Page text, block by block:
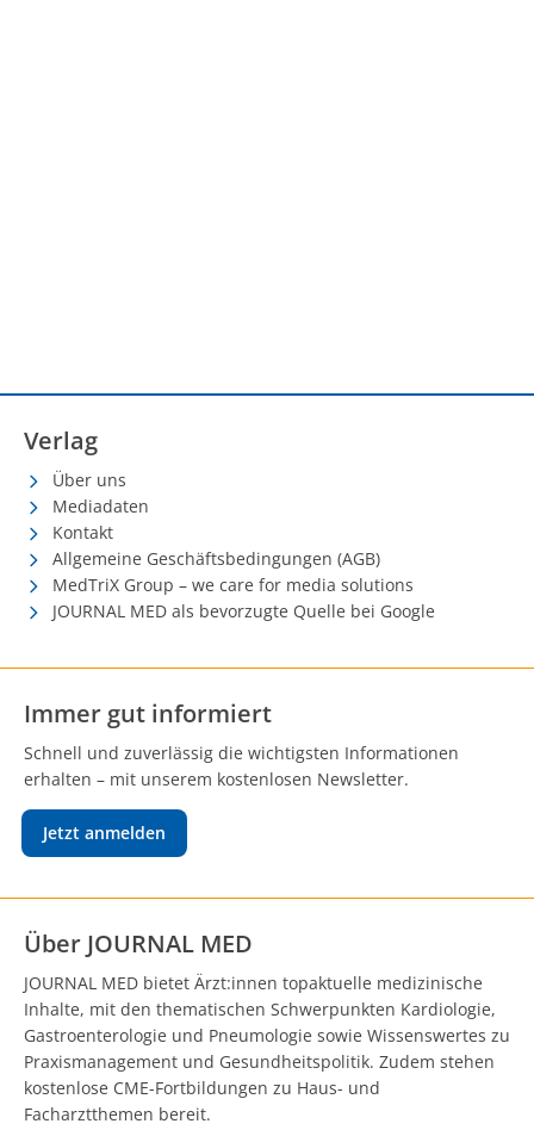
Verlag
Über uns
Mediadaten
Kontakt
Allgemeine Geschäftsbedingungen (AGB)
MedTriX Group – we care for media solutions
JOURNAL MED als bevorzugte Quelle bei Google
Immer gut informiert
Schnell und zuverlässig die wichtigsten Informationen
erhalten – mit unserem kostenlosen Newsletter.
Jetzt anmelden
Über JOURNAL MED
JOURNAL MED bietet Ärzt:innen topaktuelle medizinische
Inhalte, mit den thematischen Schwerpunkten Kardiologie,
Gastroenterologie und Pneumologie sowie Wissenswertes zu
Praxismanagement und Gesundheitspolitik. Zudem stehen
kostenlose CME-Fortbildungen zu Haus- und
Facharztthemen bereit.